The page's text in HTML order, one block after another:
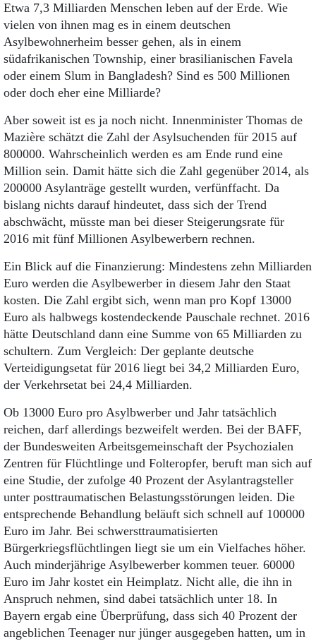
Etwa 7,3 Milliarden Menschen leben auf der Erde. Wie
vielen von ihnen mag es in einem deutschen
Asylbewohnerheim besser gehen, als in einem
südafrikanischen Township, einer brasilianischen Favela
oder einem Slum in Bangladesh? Sind es 500 Millionen
oder doch eher eine Milliarde?
Aber soweit ist es ja noch nicht. Innenminister Thomas de
Mazière schätzt die Zahl der Asylsuchenden für 2015 auf
800000. Wahrscheinlich werden es am Ende rund eine
Million sein. Damit hätte sich die Zahl gegenüber 2014, als
200000 Asylanträge gestellt wurden, verfünffacht. Da
bislang nichts darauf hindeutet, dass sich der Trend
abschwächt, müsste man bei dieser Steigerungsrate für
2016 mit fünf Millionen Asylbewerbern rechnen.
Ein Blick auf die Finanzierung: Mindestens zehn Milliarden
Euro werden die Asylbewerber in diesem Jahr den Staat
kosten. Die Zahl ergibt sich, wenn man pro Kopf 13000
Euro als halbwegs kostendeckende Pauschale rechnet. 2016
hätte Deutschland dann eine Summe von 65 Milliarden zu
schultern. Zum Vergleich: Der geplante deutsche
Verteidigungsetat für 2016 liegt bei 34,2 Milliarden Euro,
der Verkehrsetat bei 24,4 Milliarden.
Ob 13000 Euro pro Asylbwerber und Jahr tatsächlich
reichen, darf allerdings bezweifelt werden. Bei der BAFF,
der Bundesweiten Arbeitsgemeinschaft der Psychozialen
Zentren für Flüchtlinge und Folteropfer, beruft man sich auf
eine Studie, der zufolge 40 Prozent der Asylantragsteller
unter posttraumatischen Belastungsstörungen leiden. Die
entsprechende Behandlung beläuft sich schnell auf 100000
Euro im Jahr. Bei schwersttraumatisierten
Bürgerkriegsflüchtlingen liegt sie um ein Vielfaches höher.
Auch minderjährige Asylbewerber kommen teuer. 60000
Euro im Jahr kostet ein Heimplatz. Nicht alle, die ihn in
Anspruch nehmen, sind dabei tatsächlich unter 18. In
Bayern ergab eine Überprüfung, dass sich 40 Prozent der
angeblichen Teenager nur jünger ausgegeben hatten, um in